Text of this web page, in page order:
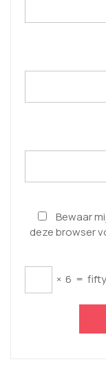
Bewaar
deze browser
× 6 =